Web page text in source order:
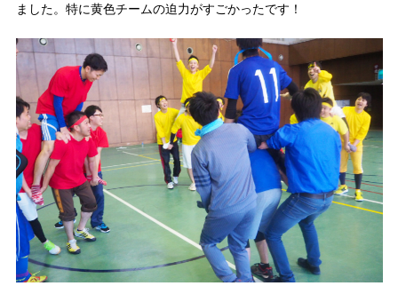
ました。特に黄色チームの迫力がすごかったです！